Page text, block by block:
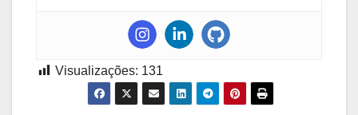
Visualizações: 131